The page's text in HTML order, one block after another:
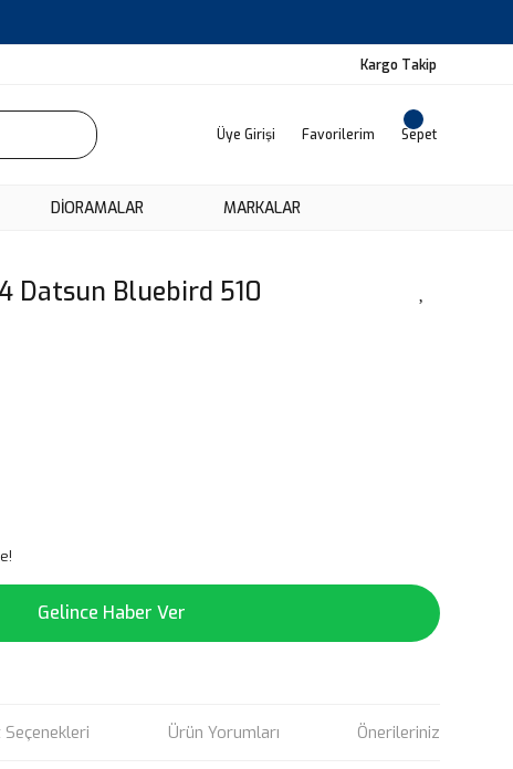
Kargo Takip
Üye Girişi Favorilerim Sepet
DIORAMALAR MARKALAR
Datsun Bluebird 510
Gelince Haber Ver
Ürün Yorumları Önerileriniz